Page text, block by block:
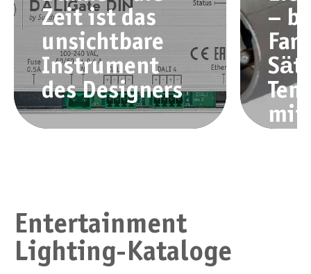
Zeit ist das
unsichtbare
Instrument
des Designers
–
mit
Entertainment
Lighting-Kataloge